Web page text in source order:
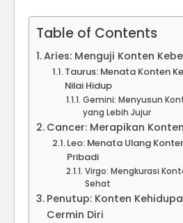
Table of Contents
Aries: Menguji Konten
Taurus: Menata Konten
Nilai Hidup
Gemini: Menyusun
yang Lebih Jujur
Cancer: Merapikan
Leo: Menata Ulang
Pribadi
Virgo: Mengkurasi
Sehat
Penutup: Konten
Cermin Diri